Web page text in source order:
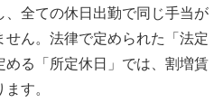
全ての休日出勤で同じ手当が
ん。法律で定められた「法定
る「所定休日」では、割増賃
す。